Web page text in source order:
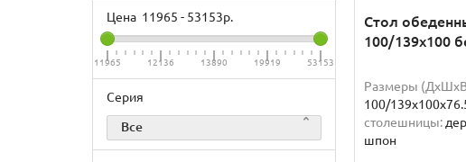
Цена 11965 - 53153р.
11965 12136 13890 19919 53153
Серия
Все
Стол
100/139х100
Размеры
100/
столешницы:
шпон